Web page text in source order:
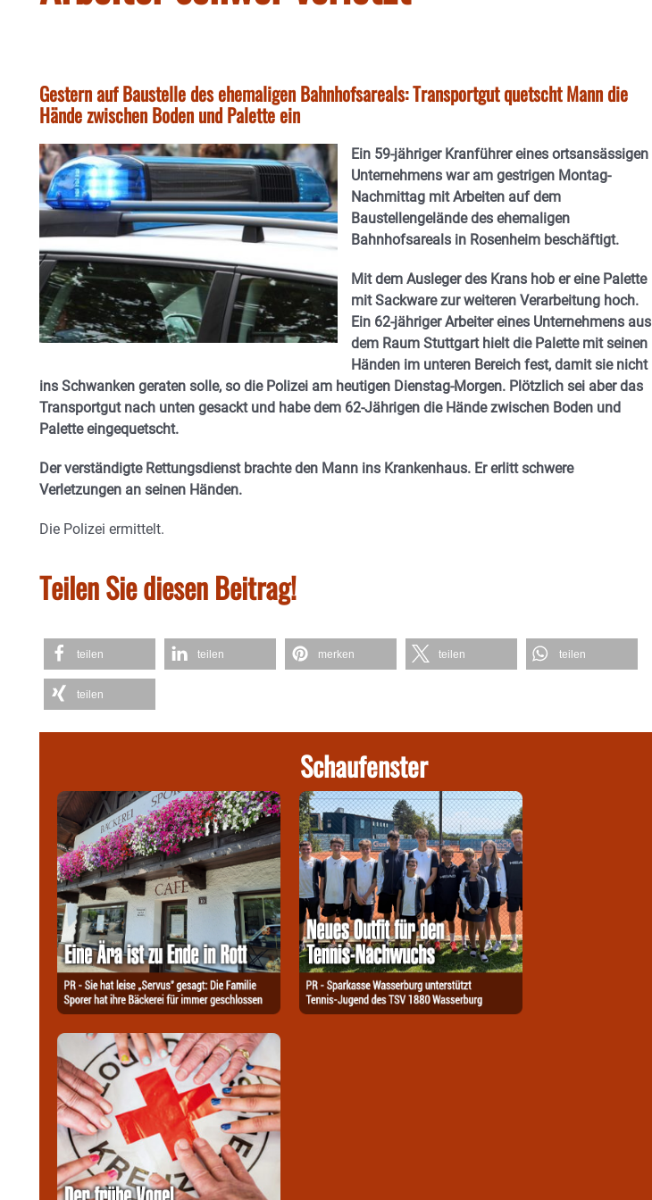
Gestern auf Baustelle des ehemaligen Bahnhofsareals: Transportgut quetscht Mann die
Hände zwischen Boden und Palette ein
Ein 59-jähriger Kranführer eines ortsansässigen
Unternehmens war am gestrigen Montag-
Nachmittag mit Arbeiten auf dem
Baustellengelände des ehemaligen
Bahnhofsareals in Rosenheim beschäftigt.
Mit dem Ausleger des Krans hob er eine Palette
mit Sackware zur weiteren Verarbeitung hoch.
Ein 62-jähriger Arbeiter eines Unternehmens aus
dem Raum Stuttgart hielt die Palette mit seinen
Händen im unteren Bereich fest, damit sie nicht
ins Schwanken geraten solle, so die Polizei am heutigen Dienstag-Morgen. Plötzlich sei aber das
Transportgut nach unten gesackt und habe dem 62-Jährigen die Hände zwischen Boden und
Palette eingequetscht.
Der verständigte Rettungsdienst brachte den Mann ins Krankenhaus. Er erlitt schwere
Verletzungen an seinen Händen.
Die Polizei ermittelt.
Teilen Sie diesen Beitrag!
teilen teilen merken teilen teilen
teilen
Schaufenster